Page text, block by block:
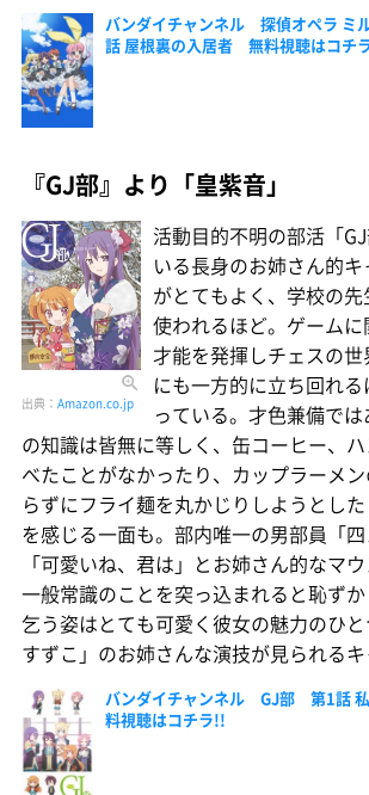
バンダイチャンネル 探偵オペラ ミ
話 屋根裏の入居者 無料視聴はコチ
『GJ部』より「皇紫音」
出典： Amazon.co.jp
活動目的不明の部活「
いる長身のお姉さん的
がとてもよく、学校の
使われるほど。ゲーム
才能を発揮しチェスの
にも一方的に立ち回れ
っている。才色兼備で
の知識は皆無に等しく、缶コーヒー、
べたことがなかったり、カップラーメ
らずにフライ麺を丸かじりしようとし
を感じる一面も。部内唯一の男部員「
「可愛いね、君は」とお姉さん的なマウ
一般常識のことを突っ込まれると恥ず
乞う姿はとても可愛く彼女の魅力のひ
すずこ」のお姉さんな演技が見られるキ
バンダイチャンネル GJ部 第1話
料視聴はコチラ!!